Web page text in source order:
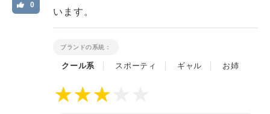
0
います。
ブランドの系統：
クール系 スポーティ ギャル お姉